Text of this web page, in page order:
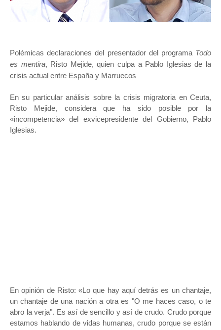
Polémicas declaraciones del presentador del programa Todo
es mentira, Risto Mejide, quien culpa a Pablo Iglesias de la
crisis actual entre España y Marruecos
En su particular análisis sobre la crisis migratoria en Ceuta,
Risto Mejide, considera que ha sido posible por la
«incompetencia» del exvicepresidente del Gobierno, Pablo
Iglesias.
En opinión de Risto: «Lo que hay aquí detrás es un chantaje,
un chantaje de una nación a otra es "O me haces caso, o te
abro la verja". Es así de sencillo y así de crudo. Crudo porque
estamos hablando de vidas humanas, crudo porque se están